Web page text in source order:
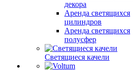
декора
Аренда светящихся
цилиндров
Аренда светящихся
полусфер
Светящиеся качели